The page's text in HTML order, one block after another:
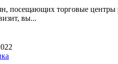
посещающих торговые центры
вы...